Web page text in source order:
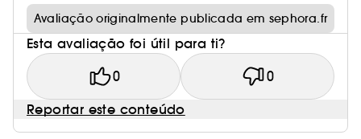
Avaliação originalmente publicada em sephora.fr
Esta avaliação foi útil para ti?
0 0
Reportar este conteúdo